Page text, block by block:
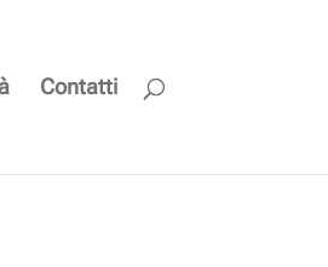
Contatti